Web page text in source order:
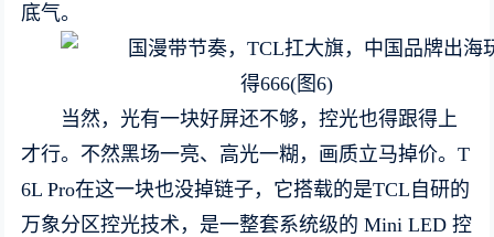
底气。
当然，光有一块好屏还不够，控光也得跟得上
才行。不然黑场一亮、高光一糊，画质立马掉价。T
6L Pro在这一块也没掉链子，它搭载的是TCL自研的
万象分区控光技术，是一整套系统级的 Mini LED 控